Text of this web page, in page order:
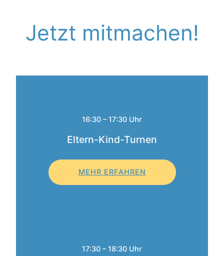
Jetzt mitmachen!
16:30 – 17:30 Uhr
Eltern-Kind-Turnen
MEHR ERFAHREN
17:30 – 18:30 Uhr